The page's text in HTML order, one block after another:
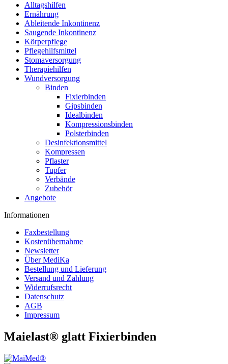
Alltagshilfen
Ernährung
Ableitende Inkontinenz
Saugende Inkontinenz
Körperpflege
Pflegehilfsmittel
Stomaversorgung
Therapiehilfen
Wundversorgung
Binden
Fixierbinden
Gipsbinden
Idealbinden
Kompressionsbinden
Polsterbinden
Desinfektionsmittel
Kompressen
Pflaster
Tupfer
Verbände
Zubehör
Angebote
Informationen
Faxbestellung
Kostenübernahme
Newsletter
Über MediKa
Bestellung und Lieferung
Versand und Zahlung
Widerrufsrecht
Datenschutz
AGB
Impressum
Maielast® glatt Fixierbinden